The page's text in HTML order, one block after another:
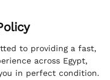
to providing a fast,
across Egypt,
in perfect condition.